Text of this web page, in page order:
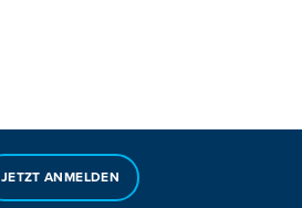
JETZT ANMELDEN